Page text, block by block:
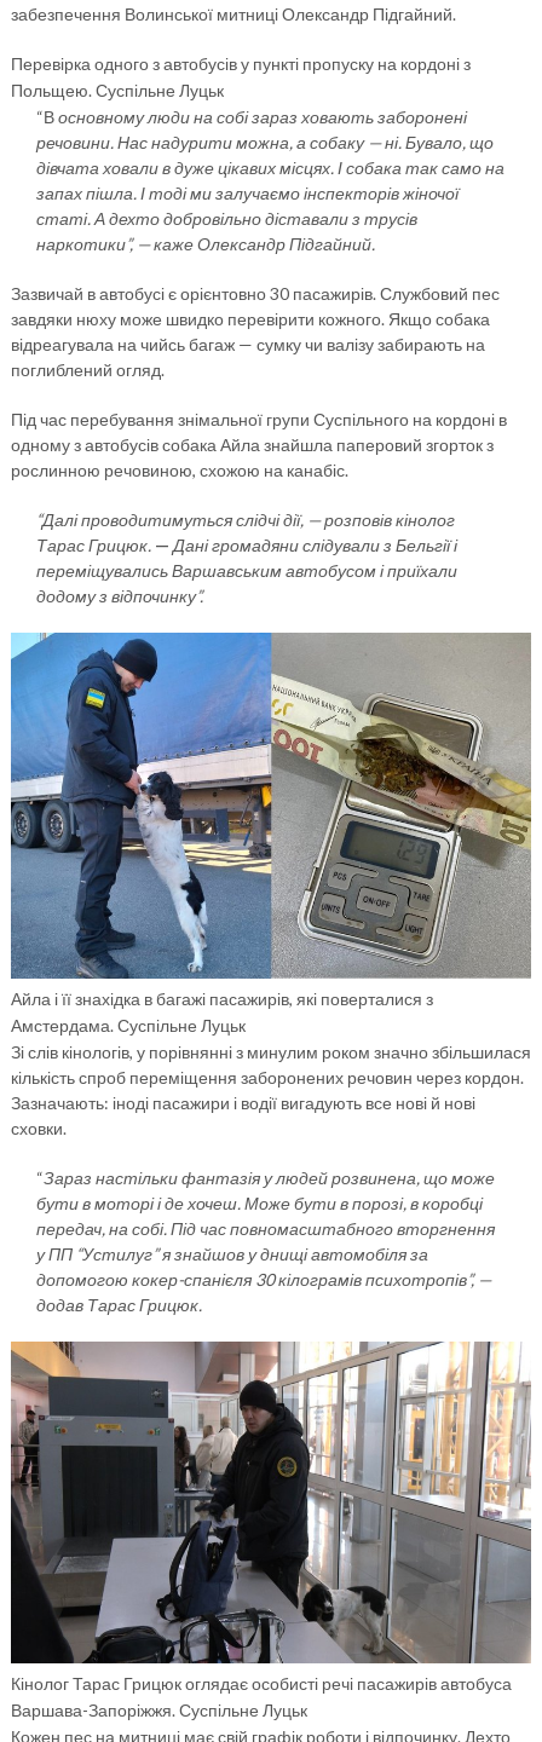
забезпечення Волинської митниці Олександр Підгайний.
Перевірка одного з автобусів у пункті пропуску на кордоні з
Польщею. Суспільне Луцьк
“Восновному люди на собі зараз ховають заборонені
речовини. Нас надурити можна, а собаку — ні. Бувало, що
дівчата ховали в дуже цікавих місцях. І собака так само на
запах пішла. І тоді ми залучаємо інспекторів жіночої
статі. А дехто добровільно діставали з трусів
наркотики”, — каже Олександр Підгайний.
Зазвичай в автобусі є орієнтовно 30 пасажирів. Службовий пес
завдяки нюху може швидко перевірити кожного. Якщо собака
відреагувала на чийсь багаж — сумку чи валізу забирають на
поглиблений огляд.
Під час перебування знімальної групи Суспільного на кордоні в
одному з автобусів собака Айла знайшла паперовий згорток з
рослинною речовиною, схожою на канабіс.
“Далі проводитимуться слідчі дії, — розповів кінолог
Тарас Грицюк. — Дані громадяни слідували з Бельгії і
переміщувались Варшавським автобусом і приїхали
додому з відпочинку”.
Айла і її знахідка в багажі пасажирів, які поверталися з
Амстердама. Суспільне Луцьк
Зі слів кінологів, у порівнянні з минулим роком значно збільшилася
кількість спроб переміщення заборонених речовин через кордон.
Зазначають: іноді пасажири і водії вигадують все нові й нові
сховки.
“Зараз настільки фантазія у людей розвинена, що може
бути в моторі і де хочеш. Може бути в порозі, в коробці
передач, на собі.Під час повномасштабного вторгнення
у ПП “Устилуг” я знайшов у днищі автомобіля за
допомогою кокер-спанієля 30 кілограмів психотропів”, —
додав Тарас Грицюк.
Кінолог Тарас Грицюк оглядає особисті речі пасажирів автобуса
Варшава-Запоріжжя. Суспільне Луцьк
Кожен пес на митниці має свій графік роботи і відпочинку. Дехто